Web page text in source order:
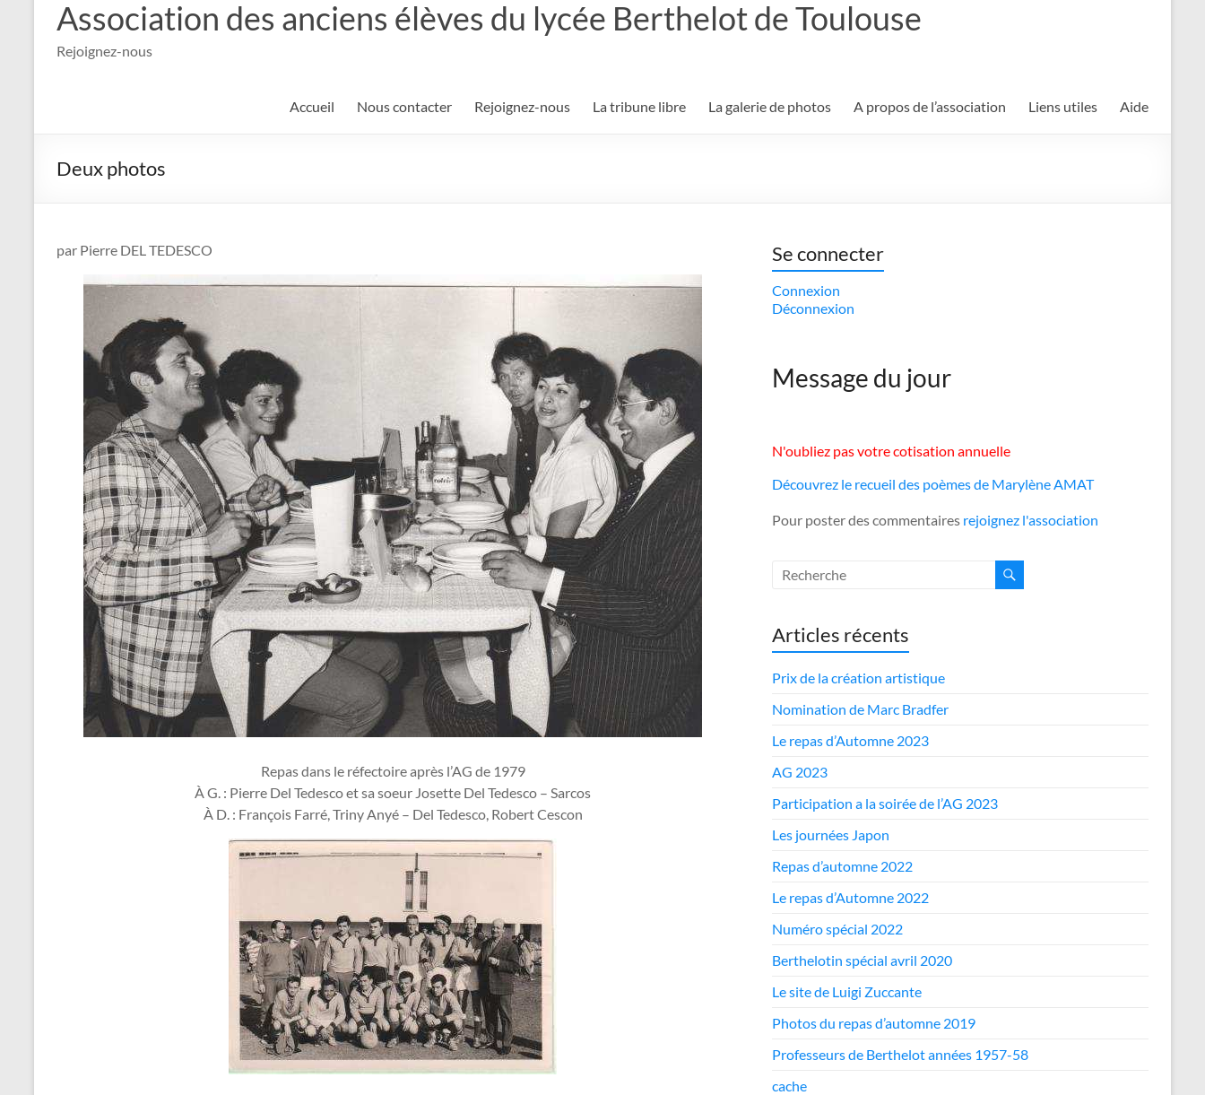
Association des anciens élèves du lycée Berthelot de Toulouse
Rejoignez-nous
Accueil Nous contacter Rejoignez-nous La tribune libre La galerie de photos A propos de l’association Liens utiles Aide
Deux photos
par Pierre DEL TEDESCO
Repas dans le réfectoire après l’AG de 1979
À G. : Pierre Del Tedesco et sa soeur Josette Del Tedesco – Sarcos
À D. : François Farré, Triny Anyé – Del Tedesco, Robert Cescon
Se connecter
Connexion
Déconnexion
Message du jour
N'oubliez pas votre cotisation annuelle
Découvrez le recueil des poèmes de Marylène AMAT
Pour poster des commentaires rejoignez l'association
Articles récents
Prix de la création artistique
Nomination de Marc Bradfer
Le repas d’Automne 2023
AG 2023
Participation a la soirée de l’AG 2023
Les journées Japon
Repas d’automne 2022
Le repas d’Automne 2022
Numéro spécial 2022
Berthelotin spécial avril 2020
Le site de Luigi Zuccante
Photos du repas d’automne 2019
Professeurs de Berthelot années 1957-58
cache